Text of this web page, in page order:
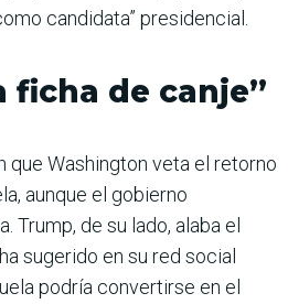
candidata” presidencial.
ficha de canje”
que Washington veta el retorno
aunque el gobierno
Trump, de su lado, alaba el
sugerido en su red social
podría convertirse en el